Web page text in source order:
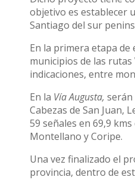
objetivo es establecer
Santiago del sur
En la primera etapa de
municipios de las
indicaciones, entre
En la Vía Augusta, serán
Cabezas de San Juan,
59 señales en 69,9
Montellano y Coripe.
Una vez finalizado el
provincia, dentro de